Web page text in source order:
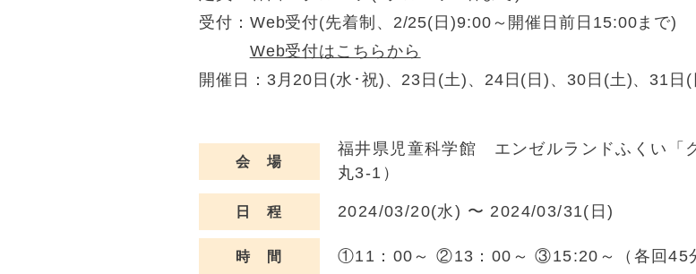
受付：Web受付(先着制、2/25(日)9:00～開催日前日15:00まで)
Web受付はこちらから
開催日：3月20日(水･祝)、23日(土)、24日(日)、30日(土)、31日(
会 場
福井県児童科学館 エンゼルランドふくい「
丸3-1）
日 程 2024/03/20(水) 〜 2024/03/31(日)
時 間 ①11：00～ ②13：00～ ③15:20～（各回45